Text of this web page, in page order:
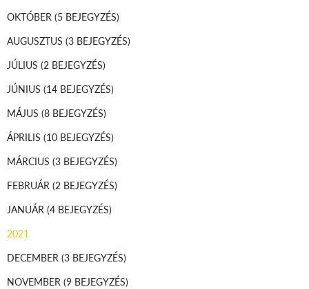
OKTÓBER (5 BEJEGYZÉS)
AUGUSZTUS (3 BEJEGYZÉS)
JÚLIUS (2 BEJEGYZÉS)
JÚNIUS (14 BEJEGYZÉS)
MÁJUS (8 BEJEGYZÉS)
ÁPRILIS (10 BEJEGYZÉS)
MÁRCIUS (3 BEJEGYZÉS)
FEBRUÁR (2 BEJEGYZÉS)
JANUÁR (4 BEJEGYZÉS)
2021
DECEMBER (3 BEJEGYZÉS)
NOVEMBER (9 BEJEGYZÉS)